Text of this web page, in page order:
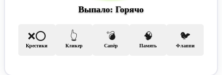
Выпало: Горячо
❌⭕
Крестики
👆
Кликер
💣
Сапёр
🧠
Память
🐦
Флаппи